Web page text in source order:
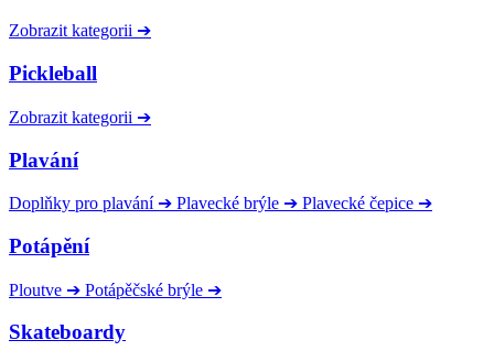
Zobrazit kategorii ➔
Pickleball
Zobrazit kategorii ➔
Plavání
Doplňky pro plavání ➔ Plavecké brýle ➔ Plavecké čepice ➔
Potápění
Ploutve ➔ Potápěčské brýle ➔
Skateboardy